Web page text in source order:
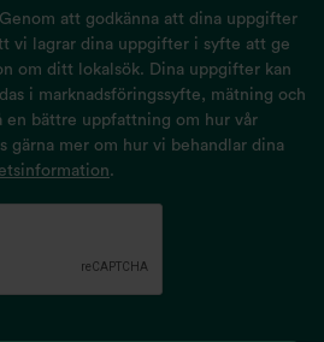
du dig till Odenplan på 10 15
att godkänna att dina uppgifter
vi lagrar dina uppgifter i syfte att ge
om ditt lokalsök. Dina uppgifter kan
i marknadsföringssyfte, mätning och
en bättre uppfattning om hur vår
gärna mer om hur vi behandlar dina
.